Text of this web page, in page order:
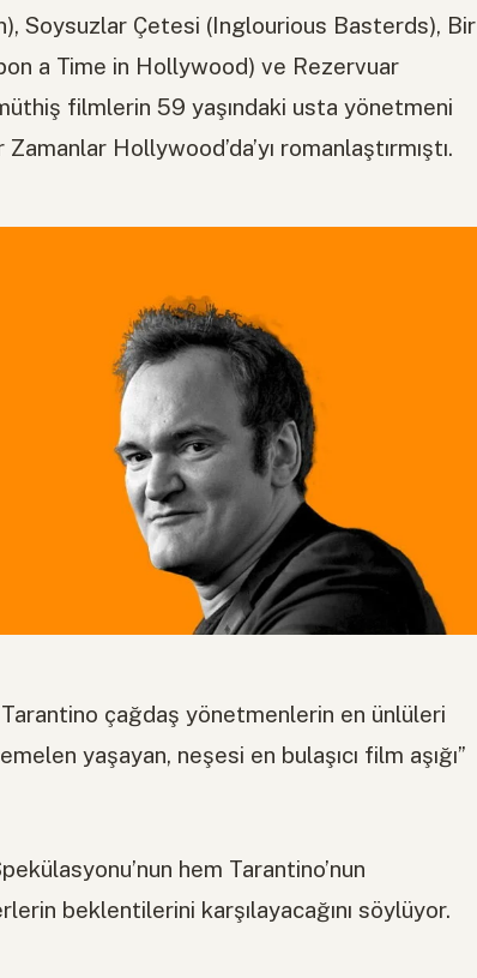
Soysuzlar Çetesi (Inglourious Basterds), Bir
a Time in Hollywood) ve Rezervuar
filmlerin 59 yaşındaki usta yönetmeni
Hollywood’da’yı romanlaştırmıştı.
çağdaş yönetmenlerin en ünlüleri
yaşayan, neşesi en bulaşıcı film aşığı”
hem Tarantino’nun
beklentilerini karşılayacağını söylüyor.